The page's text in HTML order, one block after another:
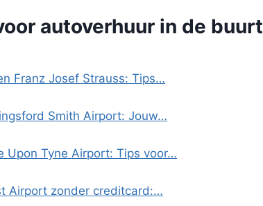
autoverhuur in de buurt
Franz Josef Strauss: Tips…
Smith Airport: Jouw…
Upon Tyne Airport: Tips voor…
Airport zonder creditcard:…